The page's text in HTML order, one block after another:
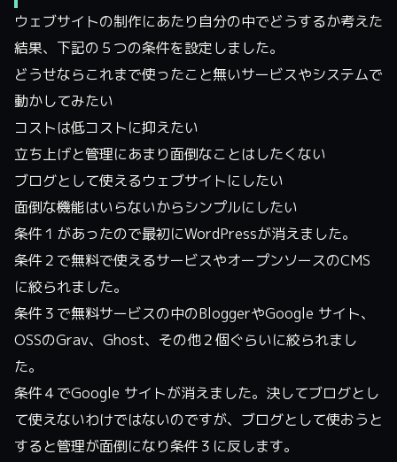
ウェブサイトの制作にあたり自分の中でどうするか考えた
結果、下記の５つの条件を設定しました。
どうせならこれまで使ったこと無いサービスやシステムで
動かしてみたい
コストは低コストに抑えたい
立ち上げと管理にあまり面倒なことはしたくない
ブログとして使えるウェブサイトにしたい
面倒な機能はいらないからシンプルにしたい
条件１があったので最初にWordPressが消えました。‌‌
条件２で無料で使えるサービスやオープンソースのCMS
に絞られました。
条件３で無料サービスの中のBloggerやGoogle サイト、
OSSのGrav、Ghost、その他２個ぐらいに絞られまし
た。
条件４でGoogle サイトが消えました。決してブログとし
て使えないわけではないのですが、ブログとして使おうと
すると管理が面倒になり条件３に反します。